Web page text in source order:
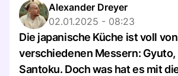
Alexander Dreyer
02.01.2025 - 08:23
Die japanische Küche ist voll von
verschiedenen Messern: Gyuto,
Santoku. Doch was hat es mit